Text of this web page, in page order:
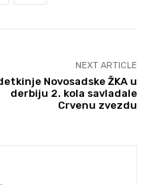
NEXT ARTICLE
Novosadske ŽKA u
derbiju 2. kola savladale
Crvenu zvezdu